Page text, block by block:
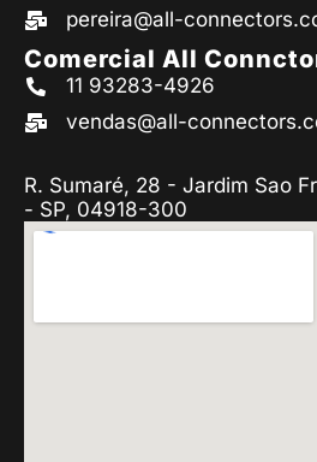
pereira@all-
Comercial All
11 93283-4926
vendas@all-
R. Sumaré, 28 - Jardim Sao
- SP, 04918-300